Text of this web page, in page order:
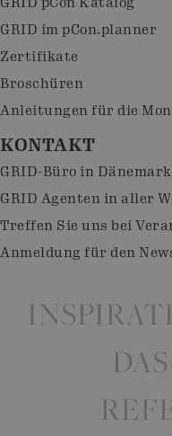
GRID pCon Katalog
GRID im pCon.planner
Zertifikate
Broschüren
Anleitungen für die
KONTAKT
GRID-Büro in Dänemark
GRID Agenten in aller
Treffen Sie uns bei
Anmeldung für den